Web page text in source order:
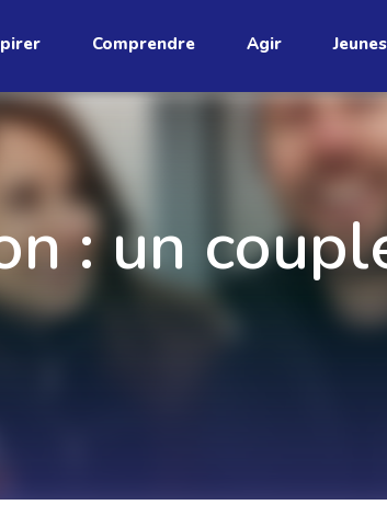
Comprendre Agir
: un